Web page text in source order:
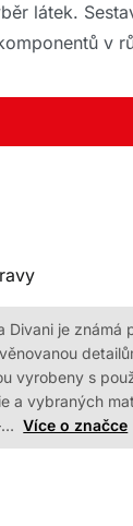
látek.
v
Divani je známá
vyrobeny s
a vybraných
Více o značce